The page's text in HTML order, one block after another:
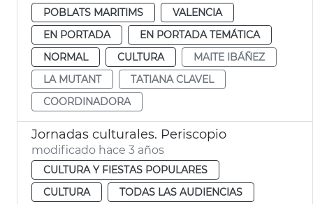
POBLATS MARITIMS
VALENCIA
EN PORTADA
EN PORTADA TEMÁTICA
NORMAL
CULTURA
MAITE IBÁÑEZ
LA MUTANT
TATIANA CLAVEL
COORDINADORA
Jornadas culturales. Periscopio
modificado hace 3 años
CULTURA Y FIESTAS POPULARES
CULTURA
TODAS LAS AUDIENCIAS